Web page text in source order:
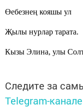
Өебезнең кояшы ул
Җылы нурлар тарата.
Кызы Элина, улы
Следите за
Telegram-канале